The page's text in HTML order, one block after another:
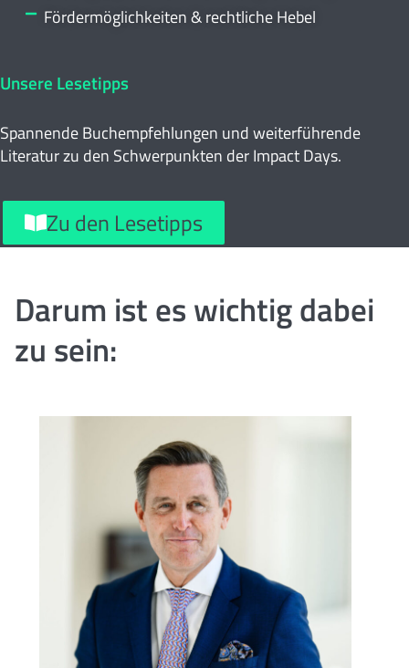
Fördermöglichkeiten & rechtliche Hebel
Unsere Lesetipps
Spannende Buchempfehlungen und weiterführende
Literatur zu den Schwerpunkten der Impact Days.
Zu den Lesetipps
Darum ist es wichtig dabei
zu sein: